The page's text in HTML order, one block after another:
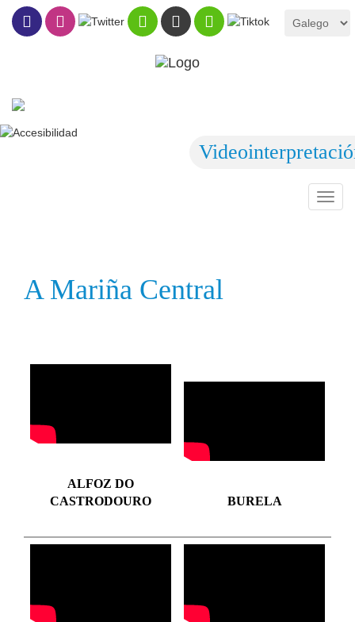
A Mariña Central
ALFOZ DO
CASTRODOURO
BURELA